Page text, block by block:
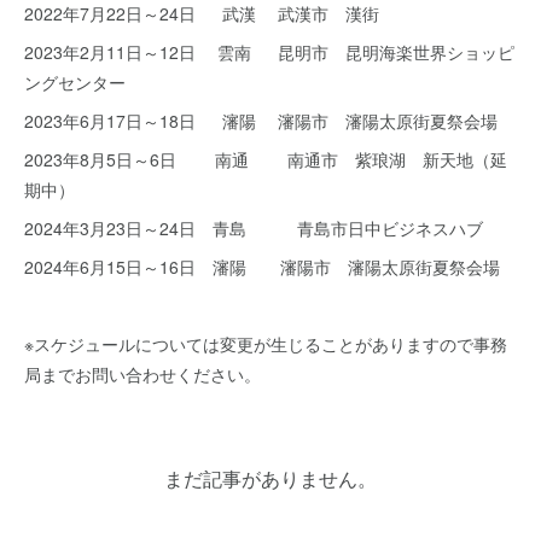
2022年7月22日～24日 武漢 武漢市 漢街
2023年2月11日～12日 雲南 昆明市 昆明海楽世界ショッピ
ングセンター
2023年6月17日～18日 瀋陽 瀋陽市 瀋陽太原街夏祭会場
2023年8月5日～6日 南通 南通市 紫琅湖 新天地（延
期中）
2024年3月23日～24日 青島 青島市日中ビジネスハブ
2024年6月15日～16日 瀋陽 瀋陽市 瀋陽太原街夏祭会場
※スケジュールについては変更が生じることがありますので事務
局までお問い合わせください。
まだ記事がありません。